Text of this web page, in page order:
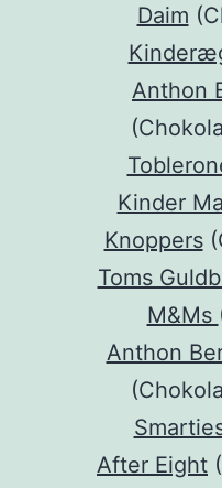
Daim
Anthon
Kinder
Knoppers
Toms
M&Ms
Anthon
After Eight